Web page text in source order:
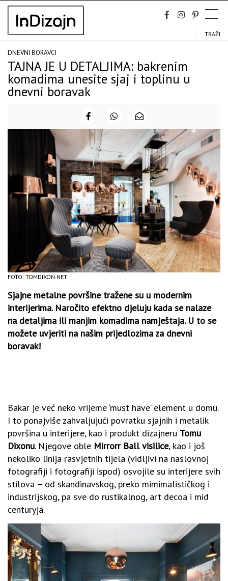
Skip
content
TRAŽI
DNEVNI BORAVCI
TAJNA JE U DETALJIMA: bakrenim
komadima unesite sjaj i toplinu u
dnevni boravak
FOTO: TOMDIXON.NET
Sjajne metalne površine tražene su u modernim
interijerima. Naročito efektno djeluju kada se nalaze
na detaljima ili manjim komadima namještaja. U to se
možete uvjeriti na našim prijedlozima za dnevni
boravak!
Bakar je već neko vrijeme ‘must have’ element u domu.
I to ponajviše zahvaljujući povratku sjajnih i metalik
površina u interijere, kao i produkt dizajneru Tomu
Dixonu. Njegove oble Mirrorr Ball visilice, kao i još
nekoliko linija rasvjetnih tijela (vidljivi na naslovnoj
fotografiji i fotografiji ispod) osvojile su interijere svih
stilova – od skandinavskog, preko mimimalističkog i
industrijskog, pa sve do rustikalnog, art decoa i mid
centuryja.